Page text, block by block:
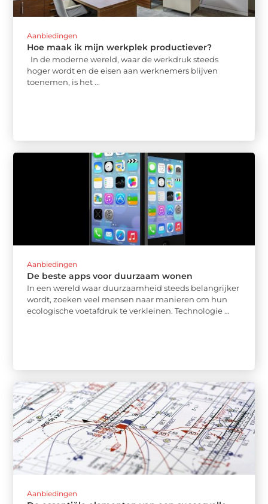
Aanbiedingen
Hoe maak ik mijn werkplek productiever?
In de moderne wereld, waar de werkdruk steeds
hoger wordt en de eisen aan werknemers blijven
toenemen, is het ...
Aanbiedingen
De beste apps voor duurzaam wonen
In een wereld waar duurzaamheid steeds belangrijker
wordt, zoeken veel mensen naar manieren om hun
ecologische voetafdruk te verkleinen. Technologie ...
Aanbiedingen